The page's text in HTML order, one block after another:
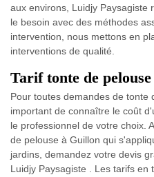
aux environs, Luidjy Paysagiste
le besoin avec des méthodes
intervention, nous mettons en
interventions de qualité.
Tarif tonte de
Pour toutes demandes de tonte
important de connaître le coût
le professionnel de votre choix.
de pelouse à Guillon qui
jardins, demandez votre devis
Luidjy Paysagiste . Les tarifs en